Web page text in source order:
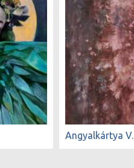
Angyalkártya V.